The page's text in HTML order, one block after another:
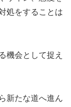
処をすることは
機会として捉え
新たな道へ進ん